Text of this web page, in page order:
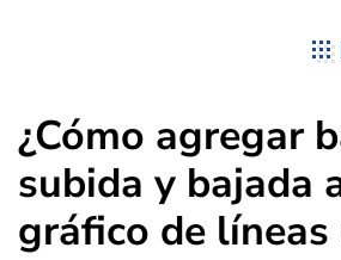
¿Cómo agregar
subida y bajada
gráfico de líneas